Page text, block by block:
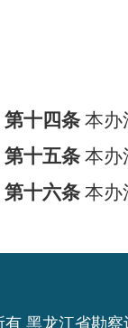
第十四条 本办
第十五条 本办
第十六条 本办
有 黑龙江省勘察